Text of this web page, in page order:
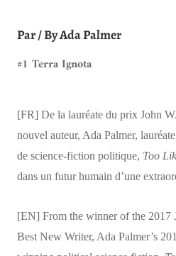
Par / By Ada Palmer
#1 Terra Ignota
[FR] De la lauréate du prix John
nouvel auteur, Ada Palmer,
de science-fiction politique, Too
dans un futur humain d’une
[EN] From the winner of the
Best New Writer, Ada Palmer’s